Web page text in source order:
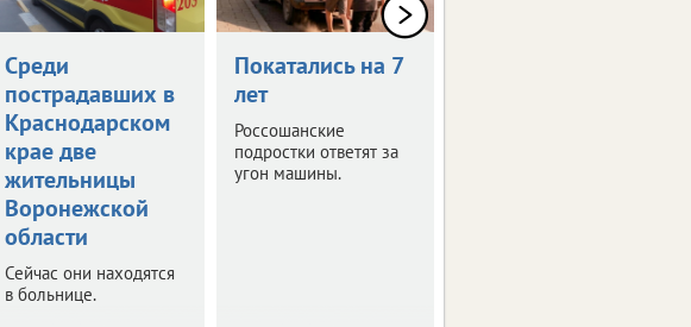
Среди
пострадавших в
Краснодарском
крае две
жительницы
Воронежской
области
Сейчас они находятся
в больнице.
Покатались на 7
лет
Россошанские
подростки ответят за
угон машины.